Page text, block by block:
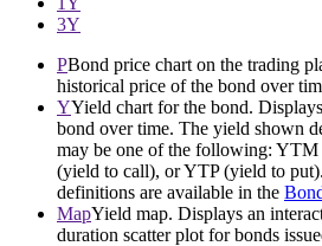
3Y
PBond price chart on the trading
historical price of the bond over
YYield chart for the bond.
bond over time. The yield shown
may be one of the following:
(yield to call), or YTP (yield to
definitions are available in the
MapYield map. Displays an
duration scatter plot for bonds